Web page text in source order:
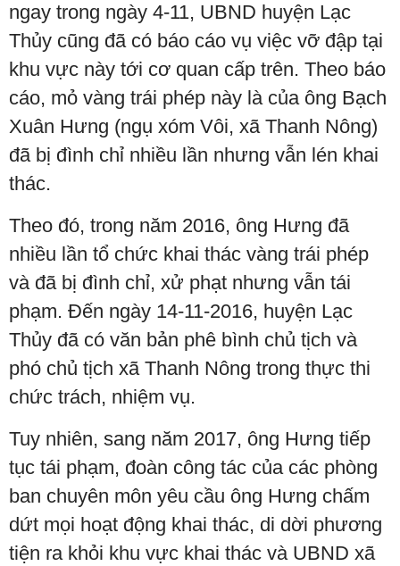
ngay trong ngày 4-11, UBND huyện Lạc
Thủy cũng đã có báo cáo vụ việc vỡ đập tại
khu vực này tới cơ quan cấp trên. Theo báo
cáo, mỏ vàng trái phép này là của ông Bạch
Xuân Hưng (ngụ xóm Vôi, xã Thanh Nông)
đã bị đình chỉ nhiều lần nhưng vẫn lén khai
thác.
Theo đó, trong năm 2016, ông Hưng đã
nhiều lần tổ chức khai thác vàng trái phép
và đã bị đình chỉ, xử phạt nhưng vẫn tái
phạm. Đến ngày 14-11-2016, huyện Lạc
Thủy đã có văn bản phê bình chủ tịch và
phó chủ tịch xã Thanh Nông trong thực thi
chức trách, nhiệm vụ.
Tuy nhiên, sang năm 2017, ông Hưng tiếp
tục tái phạm, đoàn công tác của các phòng
ban chuyên môn yêu cầu ông Hưng chấm
dứt mọi hoạt động khai thác, di dời phương
tiện ra khỏi khu vực khai thác và UBND xã